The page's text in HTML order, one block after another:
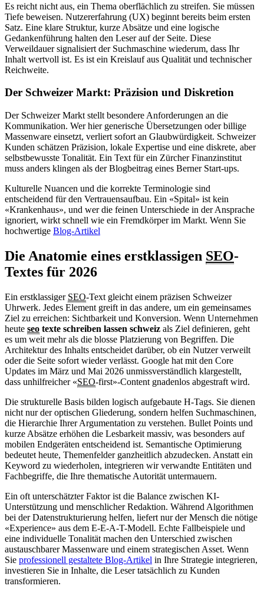
Es reicht nicht aus, ein Thema oberflächlich zu streifen. Sie müssen
Tiefe beweisen. Nutzererfahrung (UX) beginnt bereits beim ersten
Satz. Eine klare Struktur, kurze Absätze und eine logische
Gedankenführung halten den Leser auf der Seite. Diese
Verweildauer signalisiert der Suchmaschine wiederum, dass Ihr
Inhalt wertvoll ist. Es ist ein Kreislauf aus Qualität und technischer
Reichweite.
Der Schweizer Markt: Präzision und Diskretion
Der Schweizer Markt stellt besondere Anforderungen an die
Kommunikation. Wer hier generische Übersetzungen oder billige
Massenware einsetzt, verliert sofort an Glaubwürdigkeit. Schweizer
Kunden schätzen Präzision, lokale Expertise und eine diskrete, aber
selbstbewusste Tonalität. Ein Text für ein Zürcher Finanzinstitut
muss anders klingen als der Blogbeitrag eines Berner Start-ups.
Kulturelle Nuancen und die korrekte Terminologie sind
entscheidend für den Vertrauensaufbau. Ein «Spital» ist kein
«Krankenhaus», und wer die feinen Unterschiede in der Ansprache
ignoriert, wirkt schnell wie ein Fremdkörper im Markt. Wenn Sie
hochwertige Blog-Artikel
Die Anatomie eines erstklassigen SEO-
Textes für 2026
Ein erstklassiger SEO-Text gleicht einem präzisen Schweizer
Uhrwerk. Jedes Element greift in das andere, um ein gemeinsames
Ziel zu erreichen: Sichtbarkeit und Konversion. Wenn Unternehmen
heute seo texte schreiben lassen schweiz als Ziel definieren, geht
es um weit mehr als die blosse Platzierung von Begriffen. Die
Architektur des Inhalts entscheidet darüber, ob ein Nutzer verweilt
oder die Seite sofort wieder verlässt. Google hat mit den Core
Updates im März und Mai 2026 unmissverständlich klargestellt,
dass unhilfreicher «SEO-first»-Content gnadenlos abgestraft wird.
Die strukturelle Basis bilden logisch aufgebaute H-Tags. Sie dienen
nicht nur der optischen Gliederung, sondern helfen Suchmaschinen,
die Hierarchie Ihrer Argumentation zu verstehen. Bullet Points und
kurze Absätze erhöhen die Lesbarkeit massiv, was besonders auf
mobilen Endgeräten entscheidend ist. Semantische Optimierung
bedeutet heute, Themenfelder ganzheitlich abzudecken. Anstatt ein
Keyword zu wiederholen, integrieren wir verwandte Entitäten und
Fachbegriffe, die Ihre thematische Autorität untermauern.
Ein oft unterschätzter Faktor ist die Balance zwischen KI-
Unterstützung und menschlicher Redaktion. Während Algorithmen
bei der Datenstrukturierung helfen, liefert nur der Mensch die nötige
«Experience» aus dem E-E-A-T-Modell. Echte Fallbeispiele und
eine individuelle Tonalität machen den Unterschied zwischen
austauschbarer Massenware und einem strategischen Asset. Wenn
Sie professionell gestaltete Blog-Artikel in Ihre Strategie integrieren,
investieren Sie in Inhalte, die Leser tatsächlich zu Kunden
transformieren.